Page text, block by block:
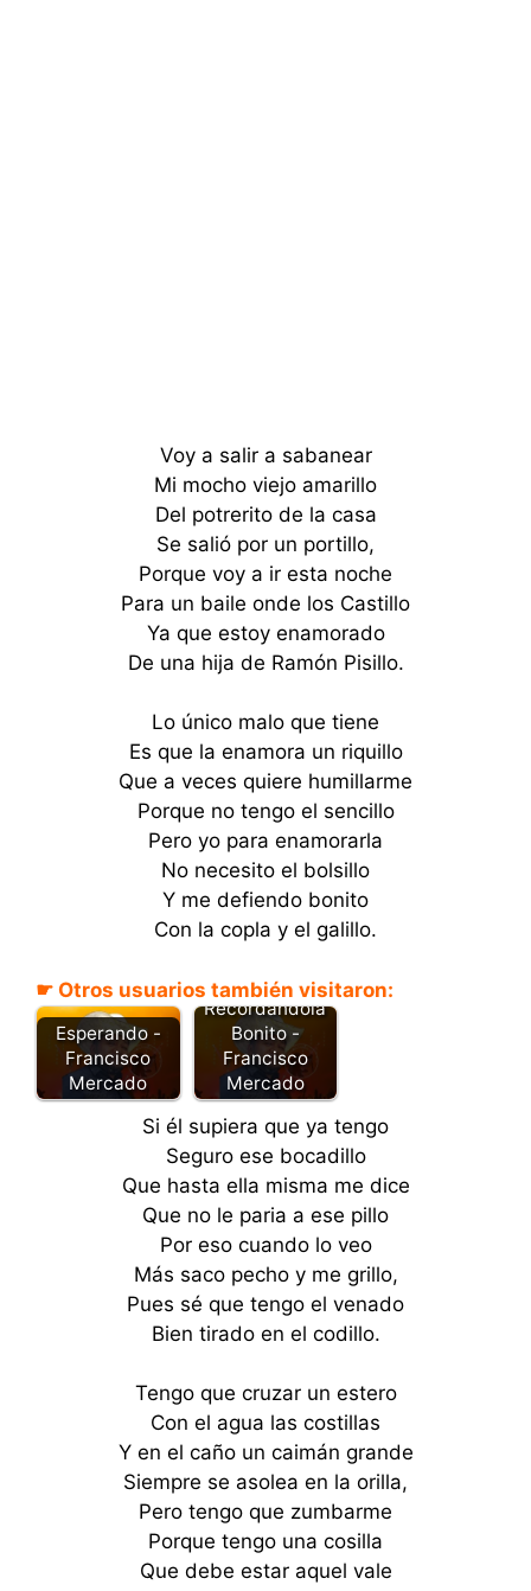
Voy a salir a sabanear
Mi mocho viejo amarillo
Del potrerito de la casa
Se salió por un portillo,
Porque voy a ir esta noche
Para un baile onde los Castillo
Ya que estoy enamorado
De una hija de Ramón Pisillo.
Lo único malo que tiene
Es que la enamora un riquillo
Que a veces quiere humillarme
Porque no tengo el sencillo
Pero yo para enamorarla
No necesito el bolsillo
Y me defiendo bonito
Con la copla y el galillo.
☛ Otros usuarios también visitaron:
Esperando -
Francisco
Mercado
Recordándola
Bonito -
Francisco
Mercado
Si él supiera que ya tengo
Seguro ese bocadillo
Que hasta ella misma me dice
Que no le paria a ese pillo
Por eso cuando lo veo
Más saco pecho y me grillo,
Pues sé que tengo el venado
Bien tirado en el codillo.
Tengo que cruzar un estero
Con el agua las costillas
Y en el caño un caimán grande
Siempre se asolea en la orilla,
Pero tengo que zumbarme
Porque tengo una cosilla
Que debe estar aquel vale